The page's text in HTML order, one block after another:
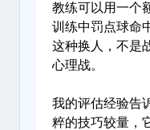
教练可以用一个
训练中罚点球命
这种换人，不是
心理战。
我的评估经验告
粹的技巧较量，